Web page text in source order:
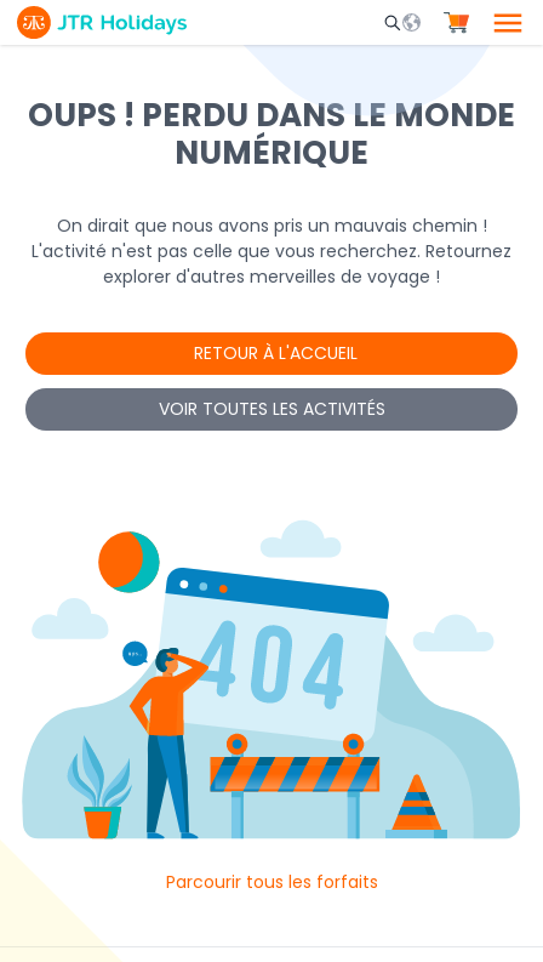
Mobile Search
OUPS ! PERDU DANS LE MONDE
NUMÉRIQUE
On dirait que nous avons pris un mauvais chemin !
L'activité n'est pas celle que vous recherchez. Retournez
explorer d'autres merveilles de voyage !
RETOUR À L'ACCUEIL
VOIR TOUTES LES ACTIVITÉS
Parcourir tous les forfaits